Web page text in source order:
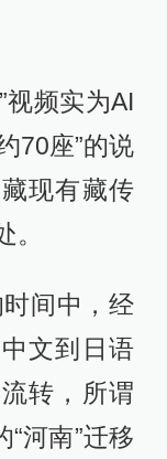
频实为AI
70座”的说
现有藏传
间中，经
文到日语
转，所谓
河南”迁移